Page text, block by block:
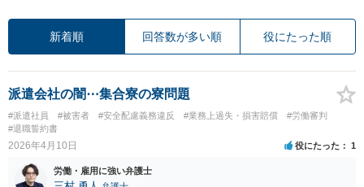
新着順 回答数が多い順 役にたった順
派遣会社の闇⋯集合寮の寮問題
#派遣社員 #被害者 #安全配慮義務違反 #業務上過失・損害賠償
#労働審判
#退職誓約書
2026年4月10日 役にたった 1
労働・雇用に強い弁護士